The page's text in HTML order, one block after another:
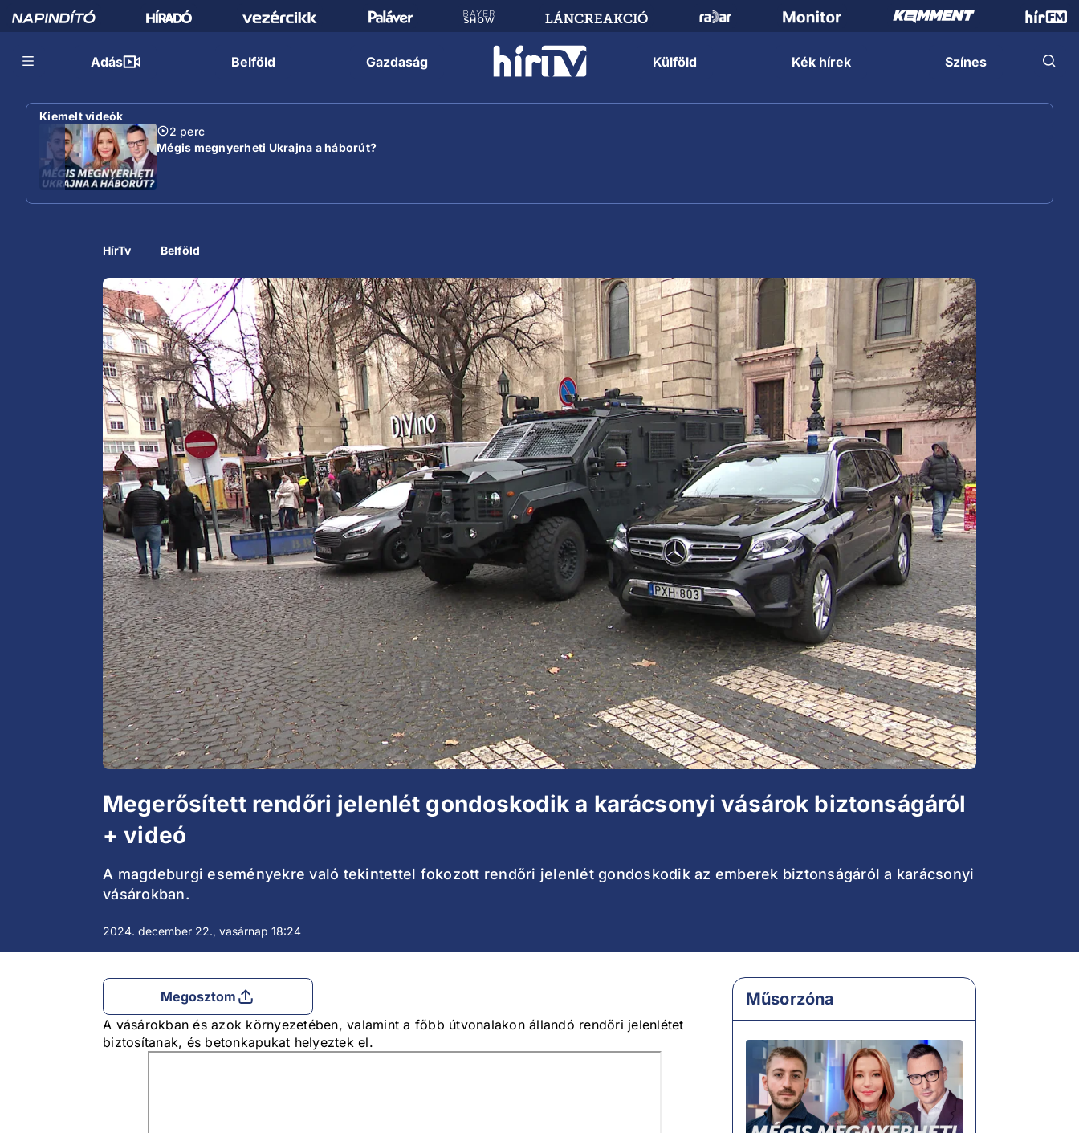
Adás Belföld Gazdaság Külföld Kék hírek Színes
Kiemelt videók
2 perc
Mégis megnyerheti Ukrajna a háborút?
HírTv Belföld
Megerősített rendőri jelenlét gondoskodik a karácsonyi vásárok biztonságáról
+ videó
A magdeburgi eseményekre való tekintettel fokozott rendőri jelenlét gondoskodik az emberek biztonságáról a karácsonyi
vásárokban.
2024. december 22., vasárnap 18:24
Megosztom
A vásárokban és azok környezetében, valamint a főbb útvonalakon állandó rendőri jelenlétet
biztosítanak, és betonkapukat helyeztek el.
Műsorzóna